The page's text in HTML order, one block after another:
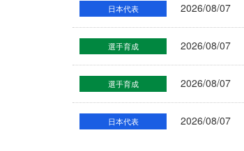
日本代表 2026/08/07
選手育成 2026/08/07
選手育成 2026/08/07
日本代表 2026/08/07